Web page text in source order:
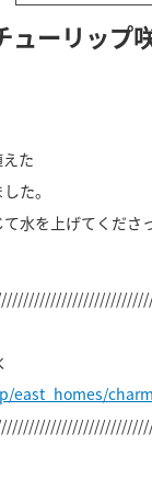
ーリップ
た
た。
水を上げてくださ
east_homes/